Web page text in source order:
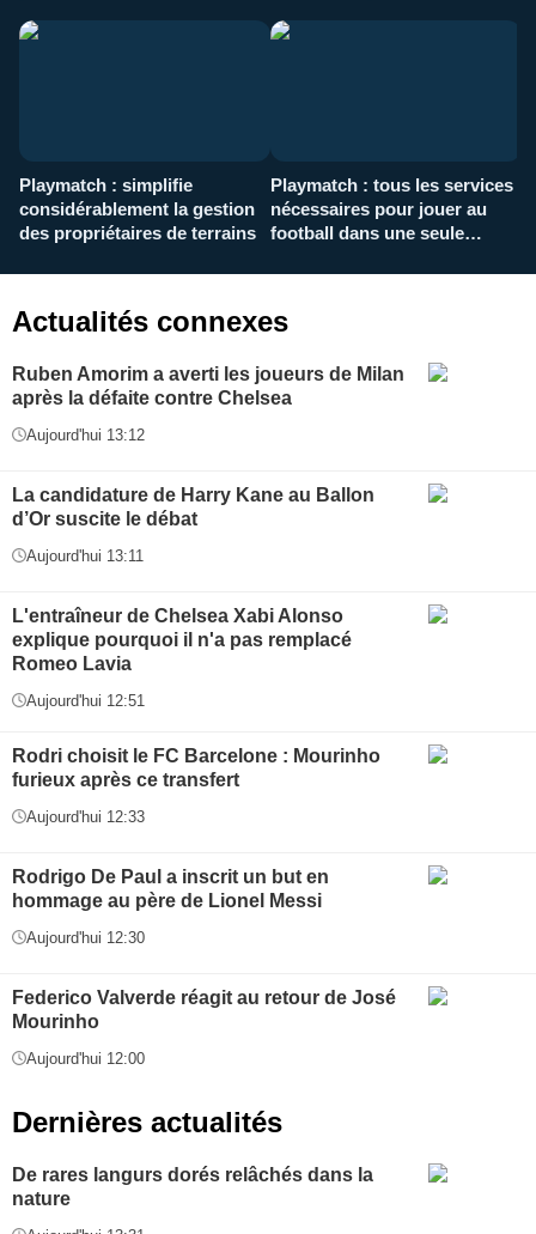
Playmatch : simplifie
considérablement la gestion
des propriétaires de terrains
Playmatch : tous les services
nécessaires pour jouer au
football dans une seule
Actualités connexes
Ruben Amorim a averti les joueurs de Milan
après la défaite contre Chelsea
Aujourd'hui 13:12
La candidature de Harry Kane au Ballon
d’Or suscite le débat
Aujourd'hui 13:11
L'entraîneur de Chelsea Xabi Alonso
explique pourquoi il n'a pas remplacé
Romeo Lavia
Aujourd'hui 12:51
Rodri choisit le FC Barcelone : Mourinho
furieux après ce transfert
Aujourd'hui 12:33
Rodrigo De Paul a inscrit un but en
hommage au père de Lionel Messi
Aujourd'hui 12:30
Federico Valverde réagit au retour de José
Mourinho
Aujourd'hui 12:00
Dernières actualités
De rares langurs dorés relâchés dans la
nature